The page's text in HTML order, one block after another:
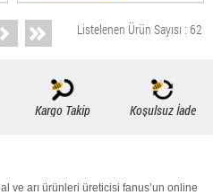
Listelenen Ürün Sayısı : 62
Kargo Takip Koşulsuz İade
ve arı ürünleri üreticisi fanus’un online